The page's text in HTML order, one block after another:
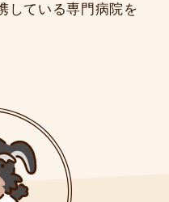
している専門病院を